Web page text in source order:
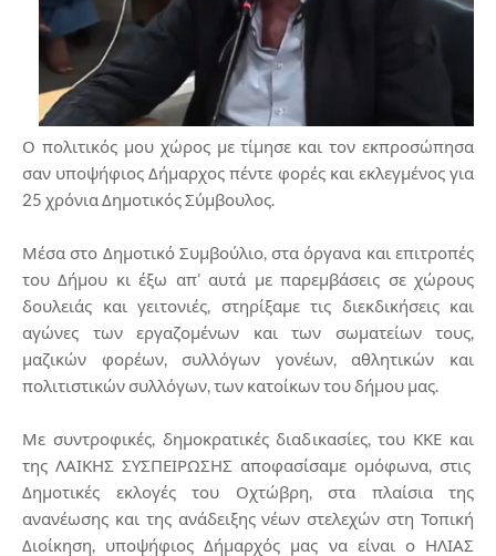
Ο πολιτικός μου χώρος με τίμησε και τον εκπροσώπησα
σαν υποψήφιος Δήμαρχος πέντε φορές και εκλεγμένος για
25 χρόνια Δημοτικός Σύμβουλος.
Μέσα στο Δημοτικό Συμβούλιο, στα όργανα και επιτροπές
του Δήμου κι έξω απ’ αυτά με παρεμβάσεις σε χώρους
δουλειάς και γειτονιές, στηρίξαμε τις διεκδικήσεις και
αγώνες των εργαζομένων και των σωματείων τους,
μαζικών φορέων, συλλόγων γονέων, αθλητικών και
πολιτιστικών συλλόγων, των κατοίκων του δήμου μας.
Με συντροφικές, δημοκρατικές διαδικασίες, του ΚΚΕ και
της ΛΑΙΚΗΣ ΣΥΣΠΕΙΡΩΣΗΣ αποφασίσαμε ομόφωνα, στις
Δημοτικές εκλογές του Οχτώβρη, στα πλαίσια της
ανανέωσης και της ανάδειξης νέων στελεχών στη Τοπική
Διοίκηση, υποψήφιος Δήμαρχός μας να είναι ο ΗΛΙΑΣ